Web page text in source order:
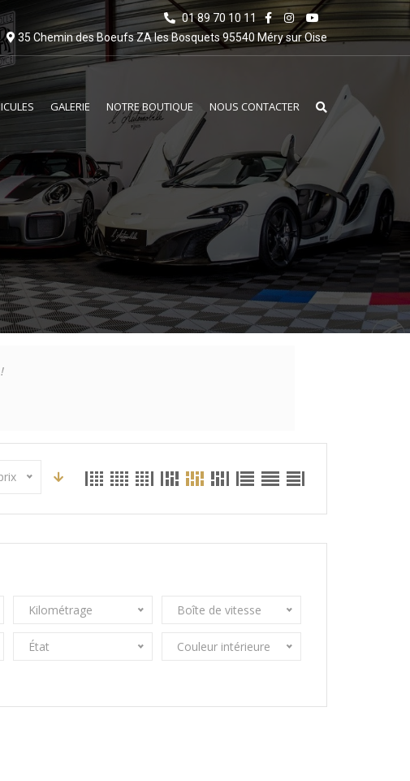
01 89 70 10 11
35 Chemin des Boeufs ZA les Bosquets 95540 Méry sur Oise
GALERIE NOTRE BOUTIQUE NOUS CONTACTER
Kilométrage Boîte de vitesse
État Couleur intérieure